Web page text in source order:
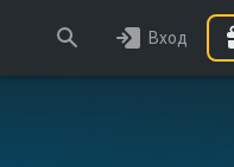
Вход